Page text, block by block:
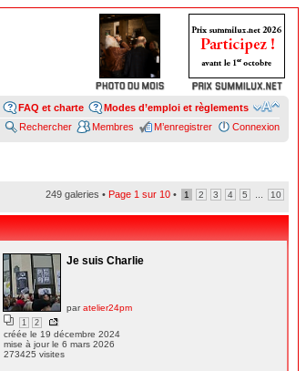
Modes d’emploi et règlements
FAQ et charte
Connexion
M’enregistrer
Membres
Rechercher
249 galeries • Page 1 sur 10 • 1 2 3 4 5 10
Je suis Charlie
paratelier24pm
1 2
créée le 19 décembre 2024
mise à jour le 6 mars 2026
273425 visites